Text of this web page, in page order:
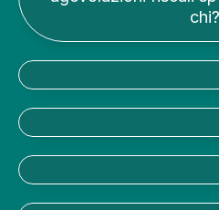
chi?